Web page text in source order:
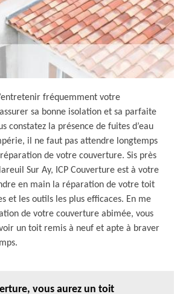
fréquemment votre
sa bonne isolation et sa parfaite
constatez la présence de fuites d’eau
il ne faut pas attendre longtemps
de votre couverture. Sis près
Sur Ay, ICP Couverture est à votre
en main la réparation de votre toit
et les outils les plus efficaces. En me
de votre couverture abimée, vous
un toit remis à neuf et apte à braver
vous aurez un toit